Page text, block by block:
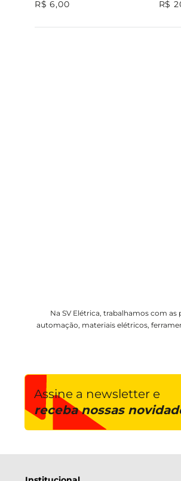
R$ 6,00 R$
Na SV Elétrica, trabalhamos com
automação, materiais elétricos,
Assine a newsletter e
receba nossas